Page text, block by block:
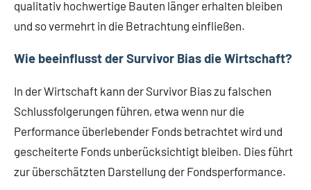
qualitativ hochwertige Bauten länger erhalten bleiben
und so vermehrt in die Betrachtung einfließen.
Wie beeinflusst der Survivor Bias die Wirtschaft?
In der Wirtschaft kann der Survivor Bias zu falschen
Schlussfolgerungen führen, etwa wenn nur die
Performance überlebender Fonds betrachtet wird und
gescheiterte Fonds unberücksichtigt bleiben. Dies führt
zur überschätzten Darstellung der Fondsperformance.